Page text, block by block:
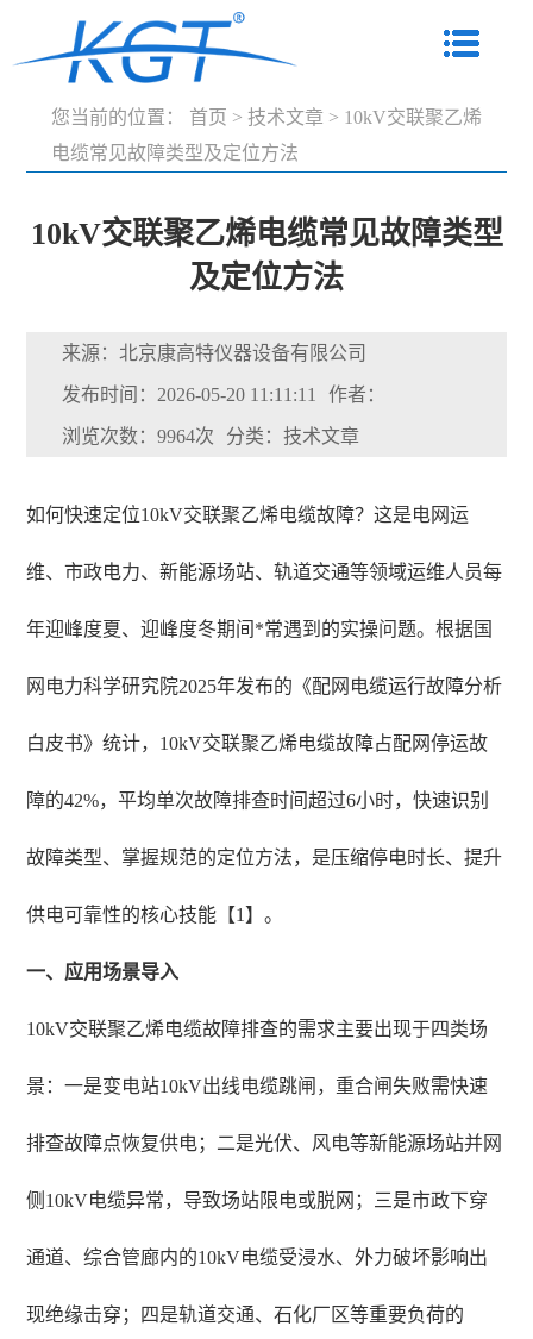
您当前的位置： 首页 > 技术文章 > 10kV交联聚乙烯
电缆常见故障类型及定位方法
10kV交联聚乙烯电缆常见故障类型
及定位方法
来源：北京康高特仪器设备有限公司
发布时间：2026-05-20 11:11:11 作者：
浏览次数：9964次 分类：技术文章
如何快速定位10kV交联聚乙烯电缆故障？这是电网运
维、市政电力、新能源场站、轨道交通等领域运维人员每
年迎峰度夏、迎峰度冬期间*常遇到的实操问题。根据国
网电力科学研究院2025年发布的《配网电缆运行故障分析
白皮书》统计，10kV交联聚乙烯电缆故障占配网停运故
障的42%，平均单次故障排查时间超过6小时，快速识别
故障类型、掌握规范的定位方法，是压缩停电时长、提升
供电可靠性的核心技能【1】。
一、应用场景导入
10kV交联聚乙烯电缆故障排查的需求主要出现于四类场
景：一是变电站10kV出线电缆跳闸，重合闸失败需快速
排查故障点恢复供电；二是光伏、风电等新能源场站并网
侧10kV电缆异常，导致场站限电或脱网；三是市政下穿
通道、综合管廊内的10kV电缆受浸水、外力破坏影响出
现绝缘击穿；四是轨道交通、石化厂区等重要负荷的